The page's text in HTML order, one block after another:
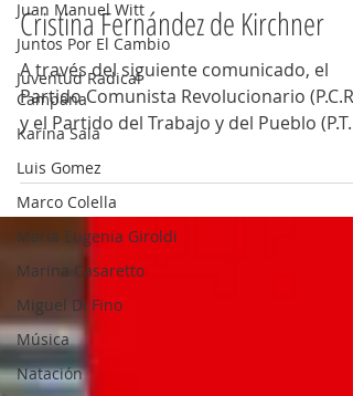
Juan Manuel Witt
Juntos Por El Cambio
Juventud Radical
Campana
Karina Sala
Luis Gomez
Marco Colella
María Eugenia Giroldi
Marina Casaretto
Miguel Di Fino
Música
Natación
sobre la persecución política a
Cristina Fernández de Kirchner
A través del siguiente comunicado, el
Partido Comunista Revolucionario (P.C.R.)
y el Partido del Trabajo y del Pueblo
expresaron su